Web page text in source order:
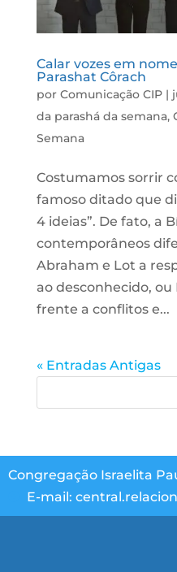
Calar vozes em
Parashat Côrach
por Comunicação CIP|
da parashá da semana,
Semana
Costumamos sorrir
famoso ditado que
4 ideias”. De fato, a
contemporâneos
Abraham e Lot a
ao desconhecido, ou
frente a conflitos e...
« Entradas Antigas
Congregação Israelita
E-mail: